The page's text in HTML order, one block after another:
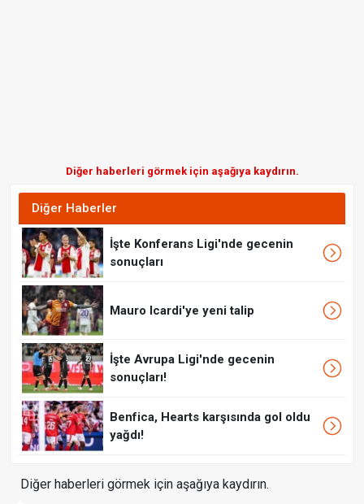
Diğer haberleri görmek için aşağıya kaydırın.
Diğer Haberler
İşte Konferans Ligi'nde gecenin
sonuçları
Mauro Icardi'ye yeni talip
İşte Avrupa Ligi'nde gecenin
sonuçları!
Benfica, Hearts karşısında gol oldu
yağdı!
Diğer haberleri görmek için aşağıya kaydırın.